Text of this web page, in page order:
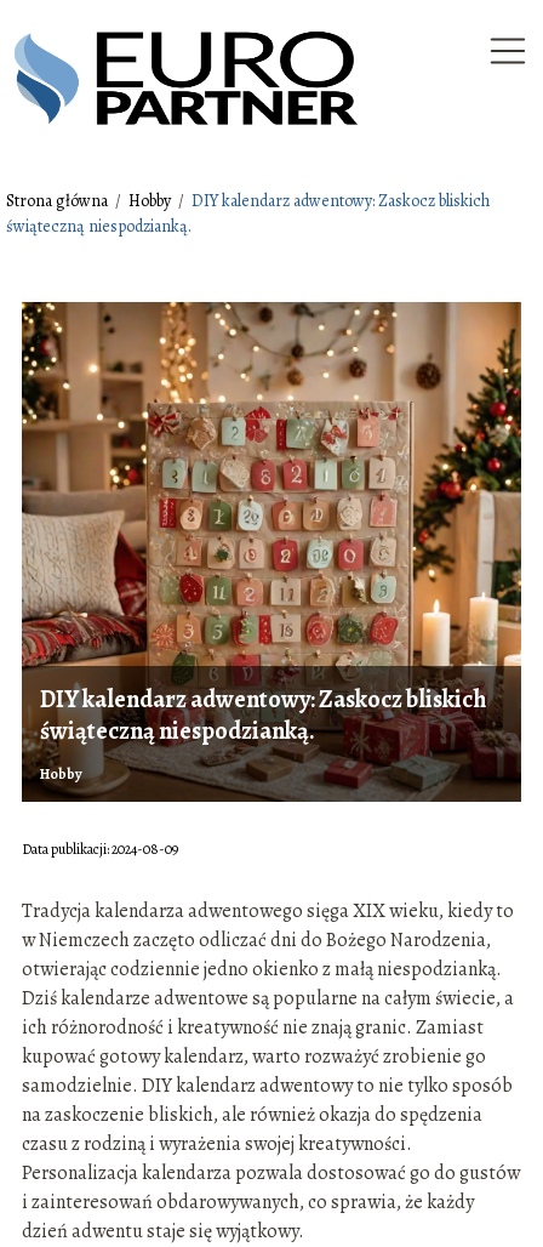
Strona główna / Hobby / DIY kalendarz adwentowy: Zaskocz bliskich
świąteczną niespodzianką.
DIY kalendarz adwentowy: Zaskocz bliskich
świąteczną niespodzianką.
Hobby
Data publikacji: 2024-08-09
Tradycja kalendarza adwentowego sięga XIX wieku, kiedy to
w Niemczech zaczęto odliczać dni do Bożego Narodzenia,
otwierając codziennie jedno okienko z małą niespodzianką.
Dziś kalendarze adwentowe są popularne na całym świecie, a
ich różnorodność i kreatywność nie znają granic. Zamiast
kupować gotowy kalendarz, warto rozważyć zrobienie go
samodzielnie. DIY kalendarz adwentowy to nie tylko sposób
na zaskoczenie bliskich, ale również okazja do spędzenia
czasu z rodziną i wyrażenia swojej kreatywności.
Personalizacja kalendarza pozwala dostosować go do gustów
i zainteresowań obdarowywanych, co sprawia, że każdy
dzień adwentu staje się wyjątkowy.